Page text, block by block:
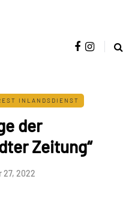
INLANDSDIENST
der
Zeitung“
27, 2022